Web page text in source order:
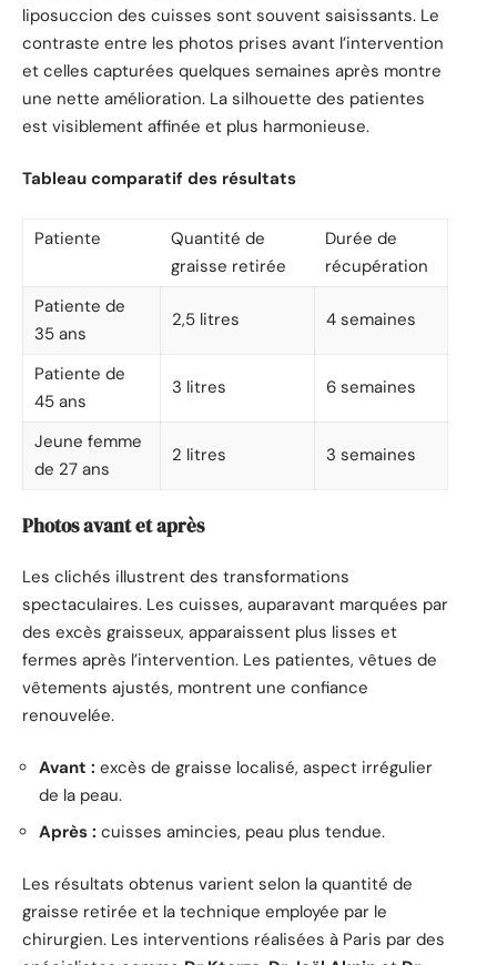
liposuccion des cuisses sont souvent saisissants. Le
contraste entre les photos prises avant l’intervention
et celles capturées quelques semaines après montre
une nette amélioration. La silhouette des patientes
est visiblement affinée et plus harmonieuse.
Tableau comparatif des résultats
Patiente
Quantité de
graisse retirée
Durée de
récupération
Patiente de
35 ans
2,5 litres 4 semaines
Patiente de
45 ans
3 litres 6 semaines
Jeune femme
de 27 ans
2 litres 3 semaines
Photos avant et après
Les clichés illustrent des transformations
spectaculaires. Les cuisses, auparavant marquées par
des excès graisseux, apparaissent plus lisses et
fermes après l’intervention. Les patientes, vêtues de
vêtements ajustés, montrent une confiance
renouvelée.
Avant : excès de graisse localisé, aspect irrégulier
de la peau.
Après : cuisses amincies, peau plus tendue.
Les résultats obtenus varient selon la quantité de
graisse retirée et la technique employée par le
chirurgien. Les interventions réalisées à Paris par des